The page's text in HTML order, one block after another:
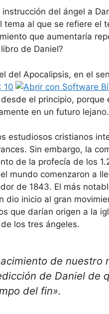
del ángel a
tema al que se refiere el
que aumentaría
de Daniel?
del Apocalipsis, en el
10
el principio, porque
en un futuro lejano.
estudiosos cristianos
Sin embargo, la
de la profecía de los
mundo comenzaron a
de 1843. El más
dio inicio al gran
que darían origen a la
los tres ángeles.
de nuestro
de Daniel de
del fin».